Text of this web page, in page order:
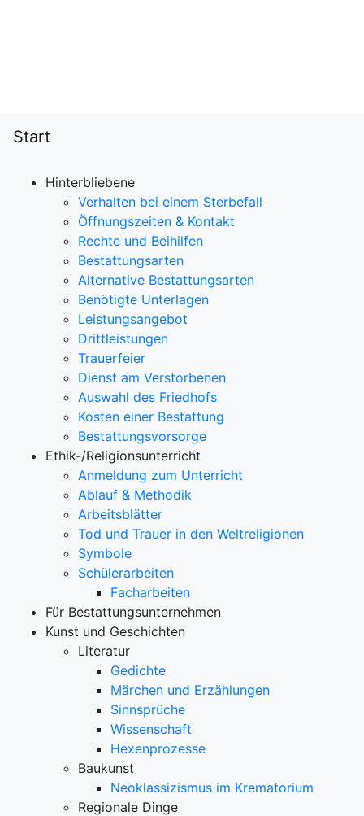
Start
Hinterbliebene
Verhalten bei einem Sterbefall
Öffnungszeiten & Kontakt
Rechte und Beihilfen
Bestattungsarten
Alternative Bestattungsarten
Benötigte Unterlagen
Leistungsangebot
Drittleistungen
Trauerfeier
Dienst am Verstorbenen
Auswahl des Friedhofs
Kosten einer Bestattung
Bestattungsvorsorge
Ethik-/Religionsunterricht
Anmeldung zum Unterricht
Ablauf & Methodik
Arbeitsblätter
Tod und Trauer in den Weltreligionen
Symbole
Schülerarbeiten
Facharbeiten
Für Bestattungsunternehmen
Kunst und Geschichten
Literatur
Gedichte
Märchen und Erzählungen
Sinnsprüche
Wissenschaft
Hexenprozesse
Baukunst
Neoklassizismus im Krematorium
Regionale Dinge